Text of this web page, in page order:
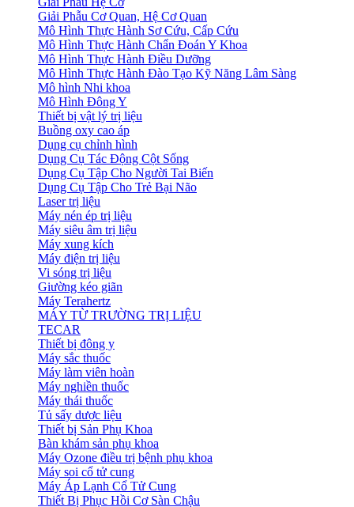
Giải Phẫu Cơ Quan, Hệ Cơ Quan
Mô Hình Thực Hành Sơ Cứu, Cấp Cứu
Mô Hình Thực Hành Chẩn Đoán Y Khoa
Mô Hình Thực Hành Điều Dưỡng
Mô Hình Thực Hành Đào Tạo Kỹ Năng Lâm Sàng
Mô hình Nhi khoa
Mô Hình Đông Y
Thiết bị vật lý trị liệu
Buồng oxy cao áp
Dụng cụ chỉnh hình
Dụng Cụ Tác Động Cột Sống
Dụng Cụ Tập Cho Người Tai Biến
Dụng Cụ Tập Cho Trẻ Bại Não
Laser trị liệu
Máy nén ép trị liệu
Máy siêu âm trị liệu
Máy xung kích
Máy điện trị liệu
Vi sóng trị liệu
Giường kéo giãn
Máy Terahertz
MÁY TỪ TRƯỜNG TRỊ LIỆU
TECAR
Thiết bị đông y
Máy sắc thuốc
Máy làm viên hoàn
Máy nghiền thuốc
Máy thái thuốc
Tủ sấy dược liệu
Thiết bị Sản Phụ Khoa
Bàn khám sản phụ khoa
Máy Ozone điều trị bệnh phụ khoa
Máy soi cổ tử cung
Máy Áp Lạnh Cổ Tử Cung
Thiết Bị Phục Hồi Cơ Sàn Chậu